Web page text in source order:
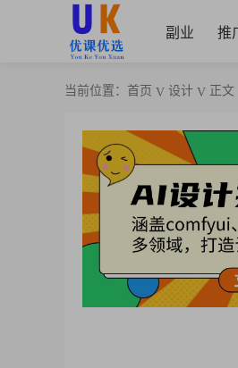
副业 推
当前位置： 首页 设计 正文